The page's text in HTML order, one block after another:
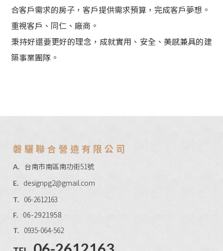
合客戶需求的房子，客戶提供需求預算，完成客戶夢想。
重視客戶、同仁、廠商。
秉持好還要更好的理念，成就實用、安全、美感兼具的建
築事業團隊。
磐驪聯合營造有限公司
A. 台南市南區南功街51號
E. designpg2@gmail.com
T. 06-2612163
F. 06-2921958
T. 0935-064-562